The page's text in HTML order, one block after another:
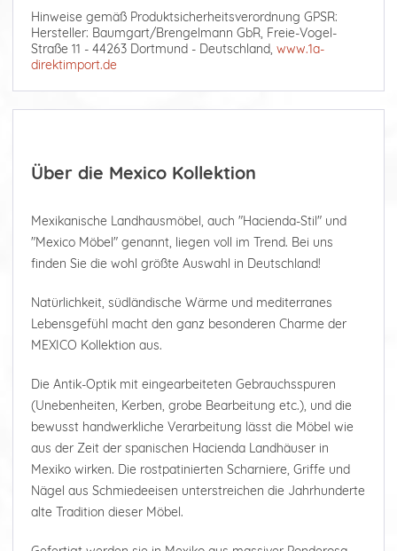
Hinweise gemäß Produktsicherheitsverordnung GPSR:
Hersteller: Baumgart/Brengelmann GbR, Freie-Vogel-
Straße 11 - 44263 Dortmund - Deutschland, www.1a-
direktimport.de
Über die Mexico Kollektion
Mexikanische Landhausmöbel, auch "Hacienda-Stil" und
"Mexico Möbel" genannt, liegen voll im Trend. Bei uns
finden Sie die wohl größte Auswahl in Deutschland!
Natürlichkeit, südländische Wärme und mediterranes
Lebensgefühl macht den ganz besonderen Charme der
MEXICO Kollektion aus.
Die Antik-Optik mit eingearbeiteten Gebrauchsspuren
(Unebenheiten, Kerben, grobe Bearbeitung etc.), und die
bewusst handwerkliche Verarbeitung lässt die Möbel wie
aus der Zeit der spanischen Hacienda Landhäuser in
Mexiko wirken. Die rostpatinierten Scharniere, Griffe und
Nägel aus Schmiedeeisen unterstreichen die Jahrhunderte
alte Tradition dieser Möbel.